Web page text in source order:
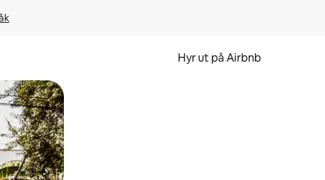
Hyr ut på Airbnb